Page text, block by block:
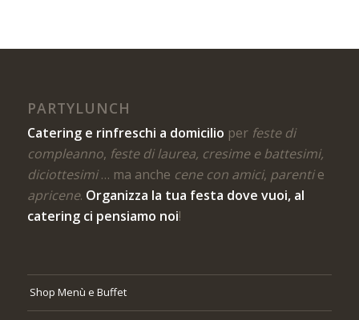
PARTYLUNCH
Catering e rinfreschi a domicilio per feste di
compleanno, feste di laurea, cresime e battesimi,
diciottesimi… ma anche cene con amici, parentie
apricene. Organizza la tua festa dove vuoi, al
catering ci pensiamo noi!
Shop Menù e Buffet